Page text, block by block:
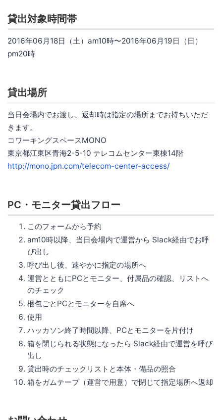
貸出対象時間帯
2016年06月18日（土）am10時〜2016年06月19日（日）
pm20時
貸出場所
当日会場内でお渡し、返却時は指定の場所までお持ちいただ
きます。
コワーキングスペースMONO
東京都江東区青海2-5-10 テレコムセンター東棟14階
http://mono.jpn.com/telecom-center-access/
PC・モニター貸出フロー
このフォームから予約
am10時以降、当日会場内で運営から Slack経由でお呼
び出し
呼び出し後、速やかに指定の場所へ
運営とともにPCとモニター、付属品の確認、リストへ
のチェック
梱包ごとPCとモニターを自席へ
使用
ハッカソン終了時間以降、PCとモニターを片付け
箱を閉じられる状態になったら Slack経由で運営を呼び
出し
貸出時のチェックリストと本体・備品の照合
箱をガムテープ（運営で用意）で閉じて指定場所へ返却